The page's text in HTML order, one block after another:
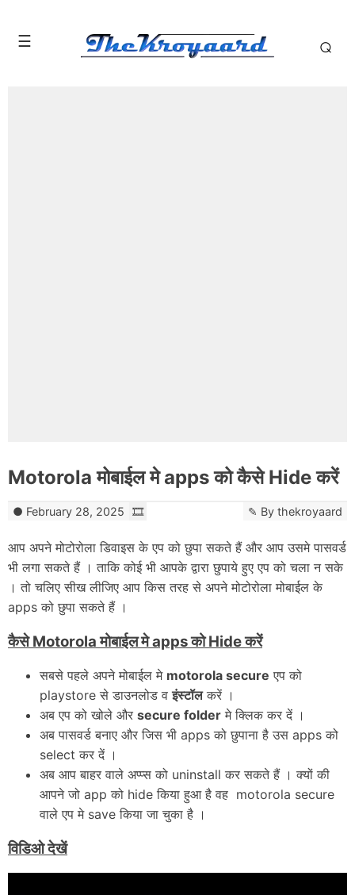
Motorola मोबाईल मे apps को कैसे Hide करें
February 28, 2025 By thekroyaard
आप अपने मोटोरोला डिवाइस के एप को छुपा सकते हैं और आप उसमे पासवर्ड
भी लगा सकते हैं । ताकि कोई भी आपके द्वारा छुपाये हुए एप को चला न सके
। तो चलिए सीख लीजिए आप किस तरह से अपने मोटोरोला मोबाईल के
apps को छुपा सकते हैं ।
कैसे Motorola मोबाईल मे apps को Hide करें
सबसे पहले अपने मोबाईल मे motorola secure एप को
playstore से डाउनलोड वइंस्टॉलकरें ।
अब एप को खोले और secure folder मे क्लिक कर दें ।
अब पासवर्ड बनाए और जिस भी apps को छुपाना है उस apps को
select कर दें ।
अब आप बाहर वाले अप्प्स को uninstall कर सकते हैं । क्यों की
आपने जो app को hide किया हुआ है वह motorola secure
वाले एप मे save किया जा चुका है ।
विडिओ देखें